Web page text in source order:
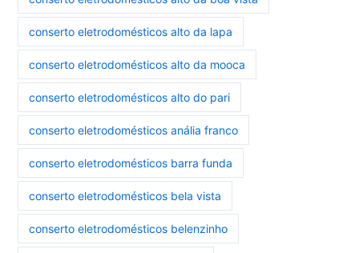
conserto eletrodomésticos alto da lapa
conserto eletrodomésticos alto da mooca
conserto eletrodomésticos alto do pari
conserto eletrodomésticos anália franco
conserto eletrodomésticos barra funda
conserto eletrodomésticos bela vista
conserto eletrodomésticos belenzinho